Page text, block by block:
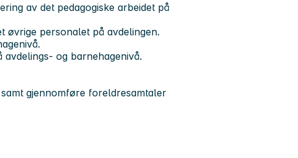
av det pedagogiske arbeidet på
øvrige personalet på avdelingen.
og barnehagenivå.
gjennomføre foreldresamtaler